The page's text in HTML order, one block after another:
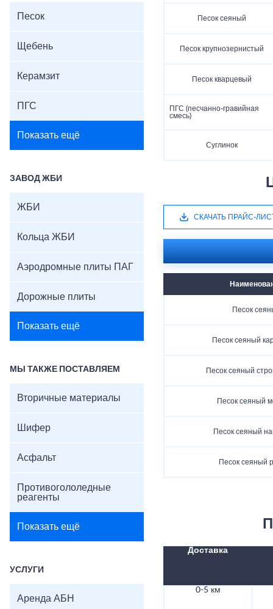
Песок
Щебень
Керамзит
ПГС
Показать ещё
ЗАВОД ЖБИ
ЖБИ
Кольца ЖБИ
Аэродромные плиты ПАГ
Дорожные плиты
Показать ещё
МЫ ТАКЖЕ ПОСТАВЛЯЕМ
Вторичные материалы
Шифер
Асфальт
Противогололедные
реагенты
Показать ещё
УСЛУГИ
Аренда АБН
Песок сеяный
Песок крупнозернистый
Песок кварцевый
ПГС (песчанно-гравийная
смесь)
Суглинок
СКАЧАТЬ ПРАЙС-
Песок
Песок сеяный
Песок сеяный
Песок сеяный
Песок сеяный
Песок сеяный
Доставка
0-5 км